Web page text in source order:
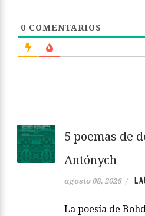
0 COMENTARIOS
5 poemas de
Antónych
agosto 08, 2026 /
La poesía de